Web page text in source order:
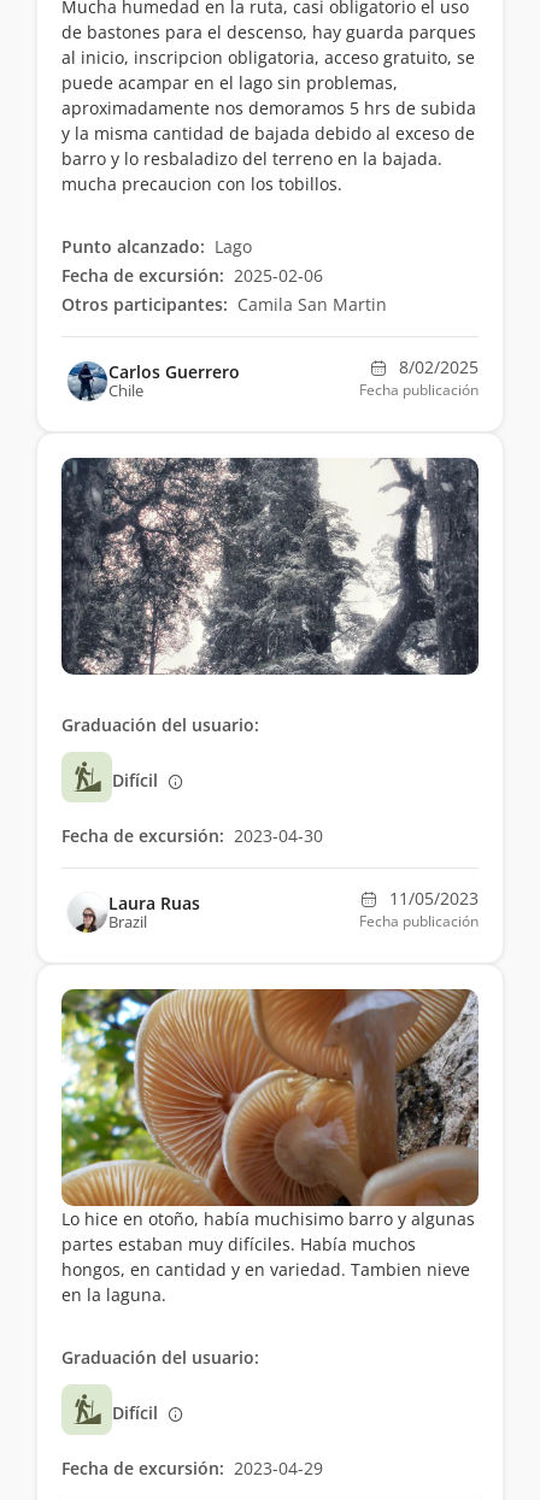
Mucha humedad en la ruta, casi obligatorio el uso
de bastones para el descenso, hay guarda parques
al inicio, inscripcion obligatoria, acceso gratuito, se
puede acampar en el lago sin problemas,
aproximadamente nos demoramos 5 hrs de subida
y la misma cantidad de bajada debido al exceso de
barro y lo resbaladizo del terreno en la bajada.
mucha precaucion con los tobillos.
Punto alcanzado: Lago
Fecha de excursión: 2025-02-06
Otros participantes: Camila San Martin
Carlos Guerrero
Chile
8/02/2025
Fecha publicación
Graduación del usuario:
Difícil
Fecha de excursión: 2023-04-30
Laura Ruas
Brazil
11/05/2023
Fecha publicación
Lo hice en otoño, había muchisimo barro y algunas
partes estaban muy difíciles. Había muchos
hongos, en cantidad y en variedad. Tambien nieve
en la laguna.
Graduación del usuario:
Difícil
Fecha de excursión: 2023-04-29